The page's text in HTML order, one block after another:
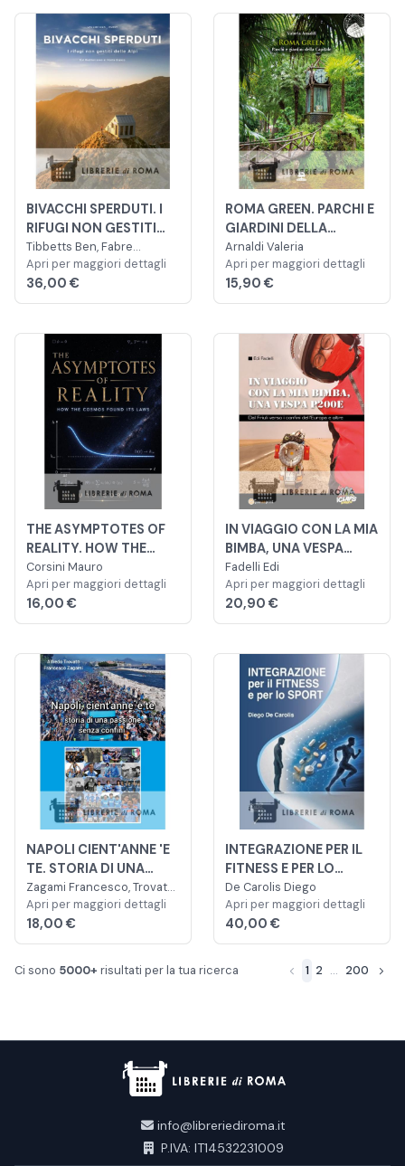
BIVACCHI SPERDUTI. I
RIFUGI NON GESTITI
DELLE ALPI
Tibbetts Ben, Fabre
Valentine
Apri per maggiori dettagli
36,00 €
ROMA GREEN. PARCHI E
GIARDINI DELLA
CAPITALE
Arnaldi Valeria
Apri per maggiori dettagli
15,90 €
THE ASYMPTOTES OF
REALITY. HOW THE
COSMOS FOUND ITS
LAWS
Corsini Mauro
Apri per maggiori dettagli
16,00 €
IN VIAGGIO CON LA MIA
BIMBA, UNA VESPA
P200E. DAL FRIULI
VERSO I CONFINI
DELL'EUROPA E OLTRE
Fadelli Edi
Apri per maggiori dettagli
20,90 €
NAPOLI CIENT'ANNE 'E
TE. STORIA DI UNA
PASSIONE SENZA
CONFINI
Zagami Francesco, Trovato
Alfredo
Apri per maggiori dettagli
18,00 €
INTEGRAZIONE PER IL
FITNESS E PER LO
SPORT
De Carolis Diego
Apri per maggiori dettagli
40,00 €
Ci sono 5000+ risultati per la tua ricerca 1 2 ... 200
info@libreriediroma.it
P.IVA: IT14532231009